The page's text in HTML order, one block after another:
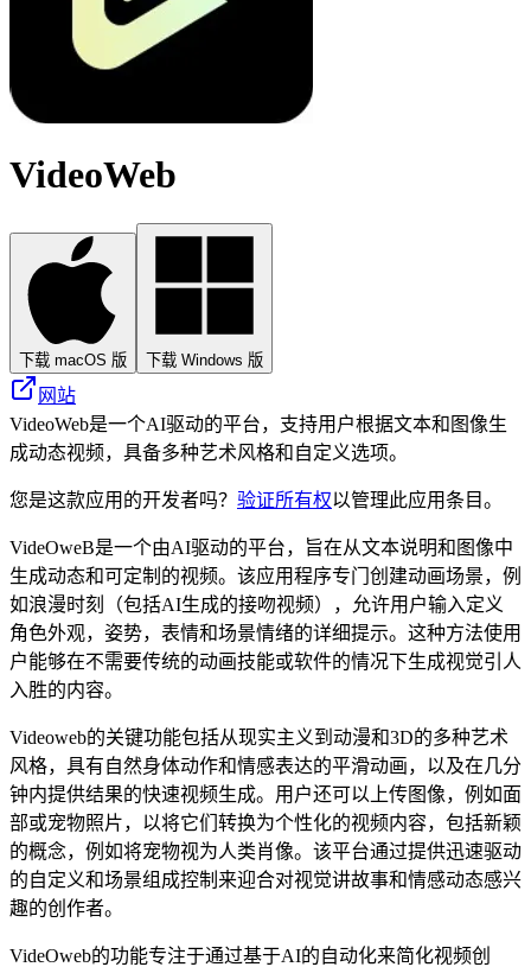
VideoWeb
下载 macOS 版 下载 Windows 版
网站
VideoWeb是一个AI驱动的平台，支持用户根据文本和图像生
成动态视频，具备多种艺术风格和自定义选项。
您是这款应用的开发者吗？ 验证所有权以管理此应用条目。
VideOweB是一个由AI驱动的平台，旨在从文本说明和图像中
生成动态和可定制的视频。该应用程序专门创建动画场景，例
如浪漫时刻（包括AI生成的接吻视频），允许用户输入定义
角色外观，姿势，表情和场景情绪的详细提示。这种方法使用
户能够在不需要传统的动画技能或软件的情况下生成视觉引人
入胜的内容。
Videoweb的关键功能包括从现实主义到动漫和3D的多种艺术
风格，具有自然身体动作和情感表达的平滑动画，以及在几分
钟内提供结果的快速视频生成。用户还可以上传图像，例如面
部或宠物照片，以将它们转换为个性化的视频内容，包括新颖
的概念，例如将宠物视为人类肖像。该平台通过提供迅速驱动
的自定义和场景组成控制来迎合对视觉讲故事和情感动态感兴
趣的创作者。
VideOweb的功能专注于通过基于AI的自动化来简化视频创